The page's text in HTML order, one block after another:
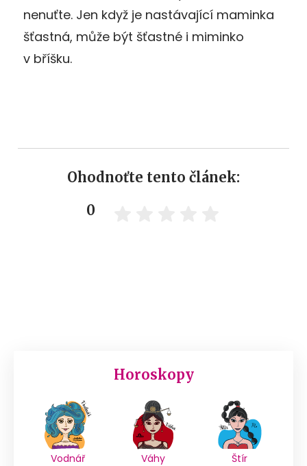
nenuťte. Jen když je nastávající maminka
šťastná, může být šťastné i miminko
v bříšku.
Ohodnoťte tento článek:
0
Horoskopy
Vodnář Váhy Štír